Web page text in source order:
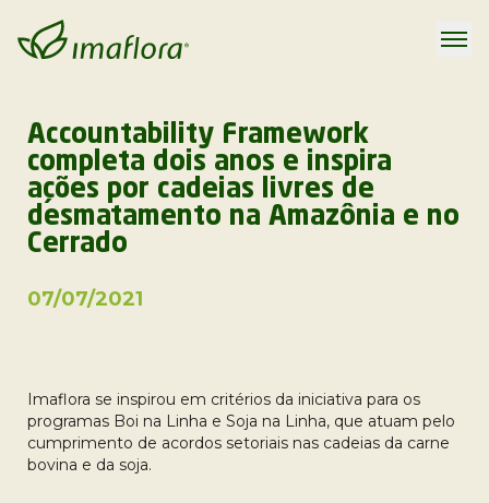
Accountability Framework
completa dois anos e inspira
ações por cadeias livres de
desmatamento na Amazônia e no
Cerrado
07/07/2021
Imaflora se inspirou em critérios da iniciativa para os
programas Boi na Linha e Soja na Linha, que atuam pelo
cumprimento de acordos setoriais nas cadeias da carne
bovina e da soja.